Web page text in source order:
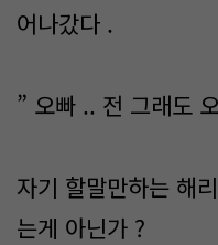
어나갔다 .
” 오빠 .. 전 그래도
자기 할말만하는 해
는게 아닌가 ?